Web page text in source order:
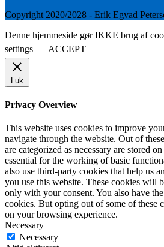
Copyright 2020/2028 - Erik Egvad
Denne hjemmeside gør IKKE brug af
settings
ACCEPT
Luk
Privacy Overview
This website uses cookies to improve
navigate through the website. Out of
are categorized as necessary are stored
essential for the working of basic
also use third-party cookies that help us
you use this website. These cookies will
only with your consent. You also have
cookies. But opting out of some of these
on your browsing experience.
Necessary
Necessary